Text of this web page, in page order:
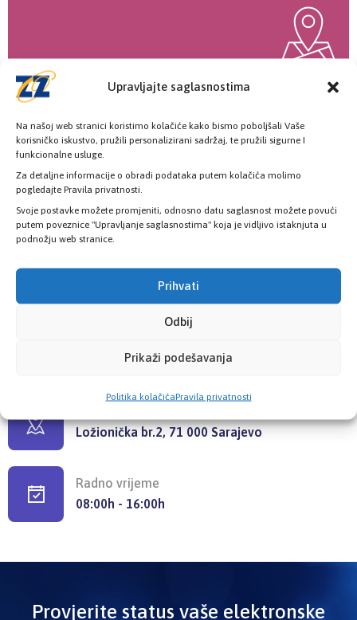
Upravljajte saglasnostima
Na našoj web stranici koristimo kolačiće kako bismo poboljšali Vaše
korisničko iskustvo, pružili personalizirani sadržaj, te pružili sigurne I
funkcionalne usluge.
Za detaljne informacije o obradi podataka putem kolačića molimo
pogledajte Pravila privatnosti.
Svoje postavke možete promjeniti, odnosno datu saglasnost možete povući
putem poveznice "Upravljanje saglasnostima" koja je vidljivo istaknjuta u
podnožju web stranice.
Prihvati
Odbij
Prikaži podešavanja
Politika kolačićaPravila privatnosti
Poslovnice
Šest poslovnica zdravstvenog osiguranja
+387 33 725 200
info@kzzosa.ba
Ložionička br.2, 71 000 Sarajevo
Radno vrijeme
08:00h - 16:00h
Provjerite status vaše elektronske